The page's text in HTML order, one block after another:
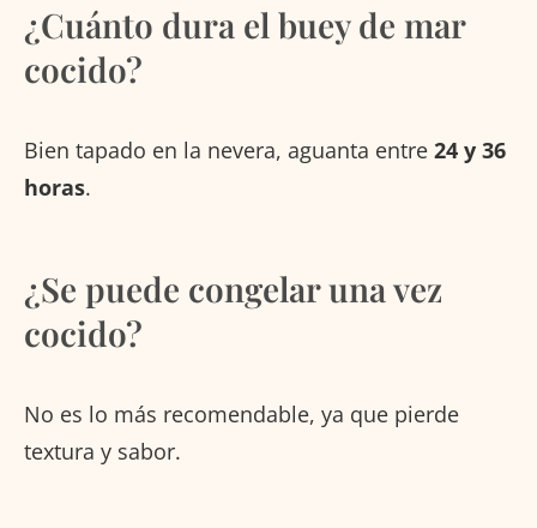
¿Cuánto dura el buey de mar
cocido?
Bien tapado en la nevera, aguanta entre 24 y 36
horas.
¿Se puede congelar una vez
cocido?
No es lo más recomendable, ya que pierde
textura y sabor.